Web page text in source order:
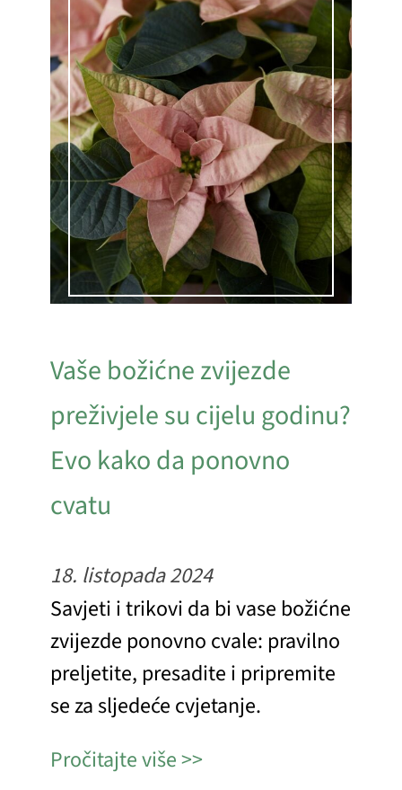
Vaše božićne zvijezde
preživjele su cijelu godinu?
Evo kako da ponovno
cvatu
18. listopada 2024
Savjeti i trikovi da bi vase božićne
zvijezde ponovno cvale: pravilno
preljetite, presadite i pripremite
se za sljedeće cvjetanje.
Pročitajte više